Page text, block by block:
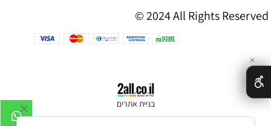
© 2024 All Rights Reserved
בניית אתרים
✕